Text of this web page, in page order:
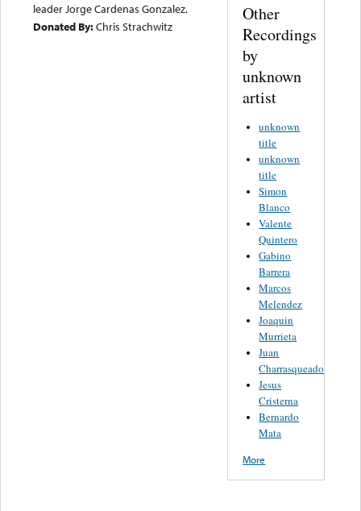
leader Jorge Cardenas Gonzalez.
Donated By:Chris Strachwitz
Other
Recordings
by
unknown
artist
unknown
title
unknown
title
Simon
Blanco
Valente
Quintero
Gabino
Barrera
Marcos
Melendez
Joaquin
Murrieta
Juan
Charrasqueado
Jesus
Cristerna
Bernardo
Mata
More